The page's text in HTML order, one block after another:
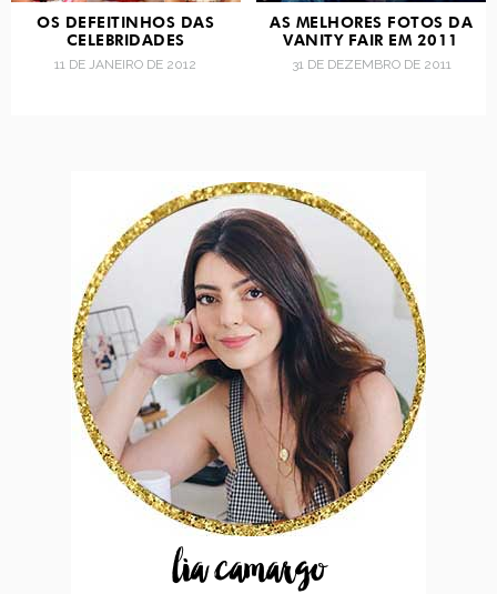
OS DEFEITINHOS DAS
CELEBRIDADES
11 DE JANEIRO DE 2012
AS MELHORES FOTOS DA
VANITY FAIR EM 2011
31 DE DEZEMBRO DE 2011
lia camargo